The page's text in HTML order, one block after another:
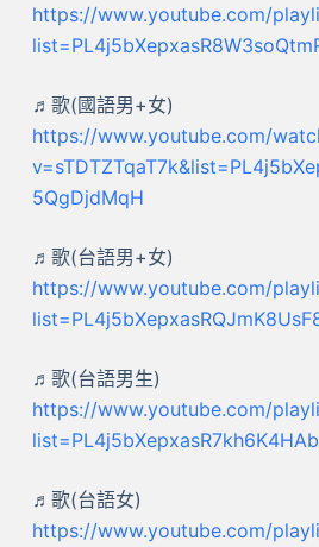
https://www.youtube.com/
♬歌(國語男+女)
https://www.youtube.com/
5QgDjdMqH
♬歌(台語男+女)
https://www.youtube.com/
♬歌(台語男生)
https://www.youtube.com/
♬歌(台語女)
https://www.youtube.com/